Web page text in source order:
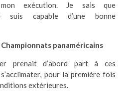
exécution. Je sais que
suis capable d’une bonne
panaméricains
prenait d’abord part à ces
pour la première fois
extérieures.